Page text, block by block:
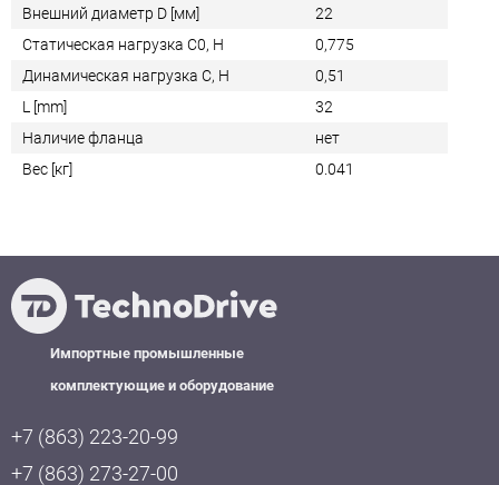
Внешний диаметр D [мм]
22
Статическая нагрузка C0, Н
0,775
Динамическая нагрузка C, Н
0,51
L [mm]
32
Наличие фланца
нет
Вес [кг]
0.041
Импортные промышленные
комплектующие и оборудование
+7 (863) 223-20-99
+7 (863) 273-27-00